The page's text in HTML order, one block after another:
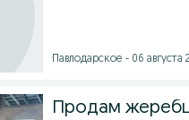
Павлодарское - 06 августа
Продам